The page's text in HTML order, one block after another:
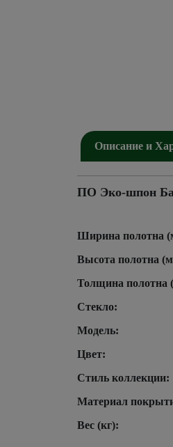
Описание и
ПО Эко-шпон
Ширина полотна
Высота полотна
Толщина полотна
Стекло:
Модель:
Цвет:
Стиль коллекции:
Материал
Вес (кг):